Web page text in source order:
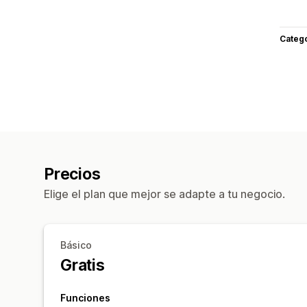
Precios
Elige el plan que mejor se adapte a tu negocio.
Básico
Gratis
Funciones